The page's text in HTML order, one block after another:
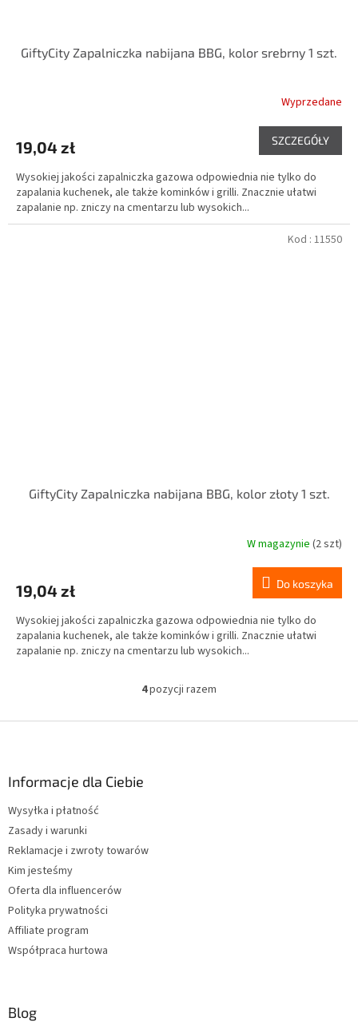
GiftyCity Zapalniczka nabijana BBG, kolor srebrny 1 szt.
Wyprzedane
19,04 zł SZCZEGÓŁY
Wysokiej jakości zapalniczka gazowa odpowiednia nie tylko do
zapalania kuchenek, ale także kominków i grilli. Znacznie ułatwi
zapalanie np. zniczy na cmentarzu lub wysokich...
GiftyCity Zapalniczka nabijana BBG, kolor złoty 1 szt.
W magazynie (2 szt)
19,04 zł Do koszyka
Wysokiej jakości zapalniczka gazowa odpowiednia nie tylko do
zapalania kuchenek, ale także kominków i grilli. Znacznie ułatwi
zapalanie np. zniczy na cmentarzu lub wysokich...
Kod : 11550
K
n
4pozycji razem
Informacje dla Ciebie
Wysyłka i płatność
Zasady i warunki
Reklamacje i zwroty towarów
Kim jesteśmy
Oferta dla influencerów
Polityka prywatności
Affiliate program
Współpraca hurtowa
Blog